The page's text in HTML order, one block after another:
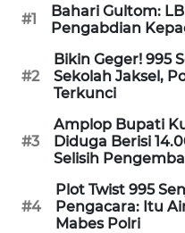
#1
Bahari Gultom:
Pengabdian
#2
Bikin Geger! 995
Sekolah Jaksel,
Terkunci
#3
Amplop Bupati
Diduga Berisi
Selisih
#4
Plot Twist 995
Pengacara: Itu
Mabes Polri
KOPEKLIN
PORTAL
KONSUMEN
FORWAMKI